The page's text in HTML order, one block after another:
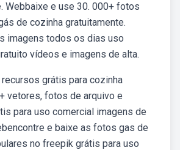
Webbaixe e use 30. 000+ fotos
de cozinha gratuitamente.
imagens todos os dias uso
vídeos e imagens de alta.
grátis para cozinha
vetores, fotos de arquivo e
para uso comercial imagens de
e baixe as fotos gas de
no freepik grátis para uso